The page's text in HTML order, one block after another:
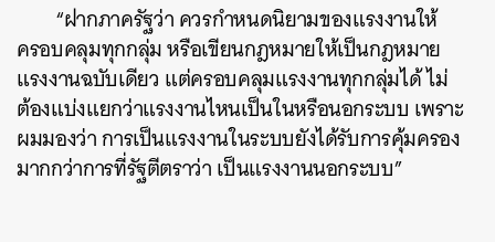
“ฝากภาครัฐว่า ควรกำหนดนิยามของแรงงานให้
ครอบคลุมทุกกลุ่ม หรือเขียนกฎหมายให้เป็นกฎหมาย
แรงงานฉบับเดียว แต่ครอบคลุมแรงงานทุกกลุ่มได้ ไม่
ต้องแบ่งแยกว่าแรงงานไหนเป็นในหรือนอกระบบ เพราะ
ผมมองว่า การเป็นแรงงานในระบบยังได้รับการคุ้มครอง
มากกว่าการที่รัฐตีตราว่า เป็นแรงงานนอกระบบ”